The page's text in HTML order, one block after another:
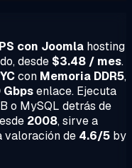
con Joomla hosting
desde $3.48 / mes.
con Memoria DDR5,
Gbpsenlace. Ejecuta
o MySQL detrás de
2008, sirve a
valoración de 4.6/5 by